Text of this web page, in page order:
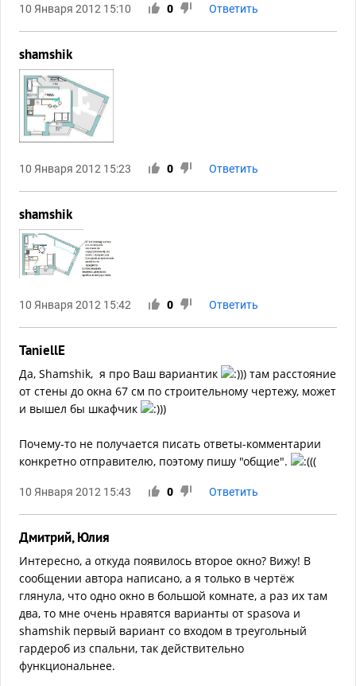
10 Января 2012 15:10 0 Ответить
shamshik
10 Января 2012 15:23 0 Ответить
shamshik
10 Января 2012 15:42 0 Ответить
TaniellE
Да, Shamshik, я про Ваш вариантик
)) там расстояние
от стены до окна 67 см по строительному чертежу, может
и вышел бы шкафчик
))
Почему-то не получается писать ответы-комментарии
конкретно отправителю, поэтому пишу "общие".
((
10 Января 2012 15:43 0 Ответить
Дмитрий, Юлия
Интересно, а откуда появилось второе окно? Вижу! В
сообщении автора написано, а я только в чертёж
глянула, что одно окно в большой комнате, а раз их там
два, то мне очень нравятся варианты от spasova и
shamshik первый вариант со входом в треугольный
гардероб из спальни, так действительно
функциональнее.